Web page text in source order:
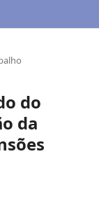
do
da